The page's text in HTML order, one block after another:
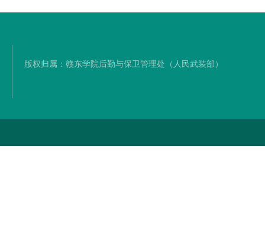
版权归属：赣东学院后勤与保卫管理处（人民武装部）